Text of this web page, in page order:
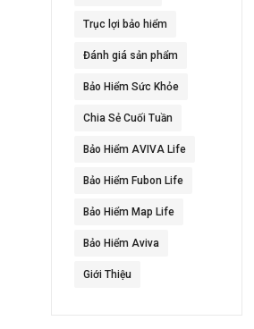
Trục lợi bảo hiểm
Đánh giá sản phẩm
Bảo Hiểm Sức Khỏe
Chia Sẻ Cuối Tuần
Bảo Hiểm AVIVA Life
Bảo Hiểm Fubon Life
Bảo Hiểm Map Life
Bảo Hiểm Aviva
Giới Thiệu